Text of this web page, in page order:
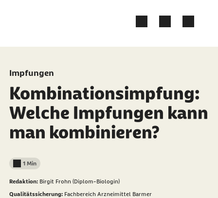
Impfungen
Kombinationsimpfung:
Welche Impfungen kann
man kombinieren?
Lesedauer weniger als
1 Min
Redaktion: Birgit Frohn (Diplom-Biologin)
Qualitätssicherung: Fachbereich Arzneimittel Barmer